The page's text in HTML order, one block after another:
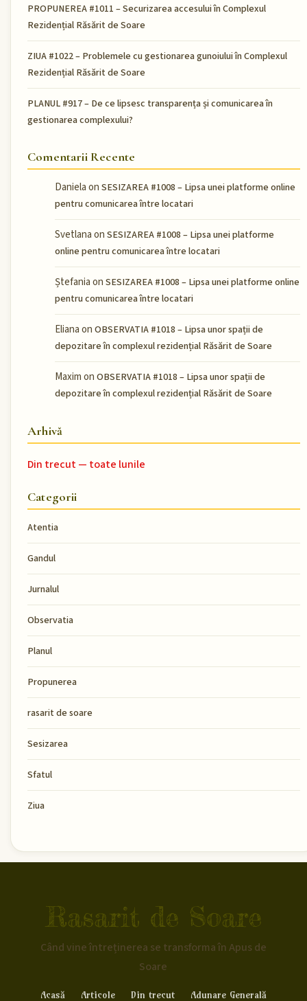
PROPUNEREA #1011 – Securizarea accesului în Complexul
Rezidențial Răsărit de Soare
ZIUA #1022 – Problemele cu gestionarea gunoiului în Complexul
Rezidențial Răsărit de Soare
PLANUL #917 – De ce lipsesc transparența și comunicarea în
gestionarea complexului?
Comentarii Recente
Danielaon SESIZAREA #1008 – Lipsa unei platforme online
pentru comunicarea între locatari
Svetlanaon SESIZAREA #1008 – Lipsa unei platforme
online pentru comunicarea între locatari
Ștefaniaon SESIZAREA #1008 – Lipsa unei platforme online
pentru comunicarea între locatari
Elianaon OBSERVATIA #1018 – Lipsa unor spații de
depozitare în complexul rezidențial Răsărit de Soare
Maximon OBSERVATIA #1018 – Lipsa unor spații de
depozitare în complexul rezidențial Răsărit de Soare
Arhivă
Din trecut — toate lunile
Categorii
Atentia
Gandul
Jurnalul
Observatia
Planul
Propunerea
rasarit de soare
Sesizarea
Sfatul
Ziua
Rasarit de Soare
Când vine întreținerea se transforma în Apus de
Soare
Acasă Articole Din trecut Adunare Generală